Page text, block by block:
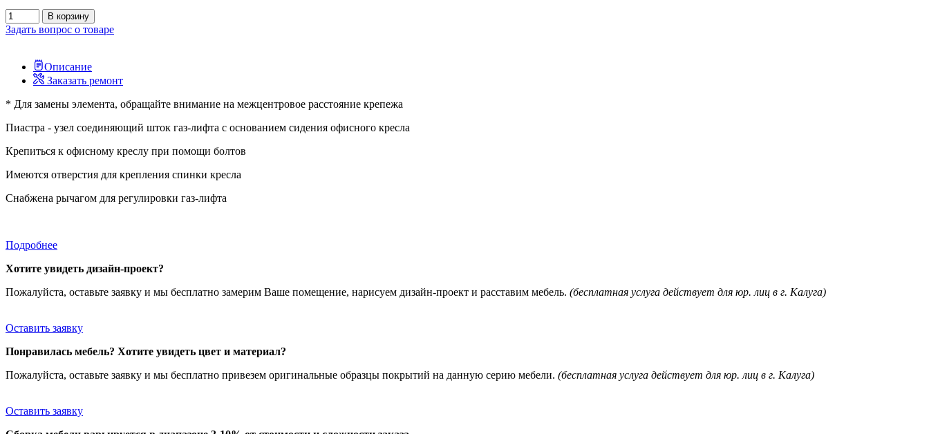
В корзину
Задать вопрос о товаре
Описание
Заказать ремонт
* Для замены элемента, обращайте внимание на межцентровое расстояние крепежа
Пиастра - узел соединяющий шток газ-лифта с основанием сидения офисного кресла
Крепиться к офисному креслу при помощи болтов
Имеются отверстия для крепления спинки кресла
Снабжена рычагом для регулировки газ-лифта
Подробнее
Хотите увидеть дизайн-проект?
Пожалуйста, оставьте заявку и мы бесплатно замерим Ваше помещение, нарисуем дизайн-проект и расставим мебель. (бесплатная услуга действует для юр. лиц в г. Калуга)
Оставить заявку
Понравилась мебель? Хотите увидеть цвет и материал?
Пожалуйста, оставьте заявку и мы бесплатно привезем оригинальные образцы покрытий на данную серию мебели. (бесплатная услуга действует для юр. лиц в г. Калуга)
Оставить заявку